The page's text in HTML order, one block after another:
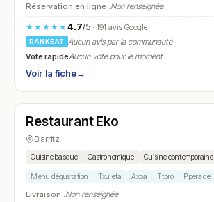
Réservation en ligne :Non renseignée
★★★★★4.7/5· 191 avis Google
RANKEAT
Aucun avis par la communauté
Vote rapideAucun vote pour le moment
Voir la fiche→
N° 8
Restaurant Eko
Biarritz
Cuisine basque Gastronomique Cuisine contemporaine
Menu dégustation Txuleta Axoa Ttoro Piperade
Livraison :Non renseignée